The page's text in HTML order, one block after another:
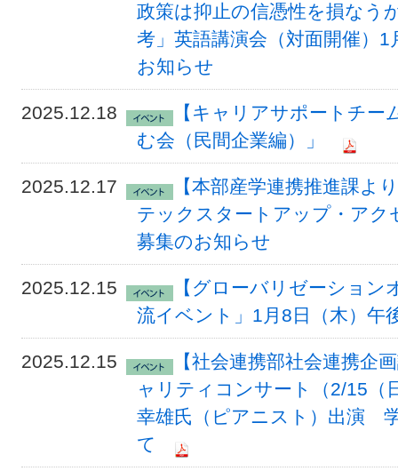
政策は抑止の信憑性を損な
考」英語講演会（対面開催）
お知らせ
2025.12.18
【キャリアサポートチー
む会（民間企業編）」
2025.12.17
【本部産学連携推進課よ
テックスタートアップ・アク
募集のお知らせ
2025.12.15
【グローバリゼーション
流イベント」1月8日（木）午
2025.12.15
【社会連携部社会連携企
ャリティコンサート（2/15（
幸雄氏（ピアニスト）出演
て